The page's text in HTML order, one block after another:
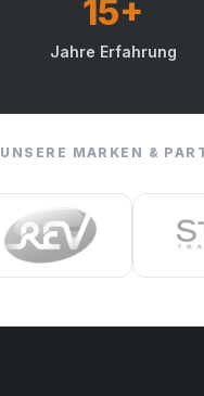
15+
Jahre Erfahrung
UNSERE MARKEN &